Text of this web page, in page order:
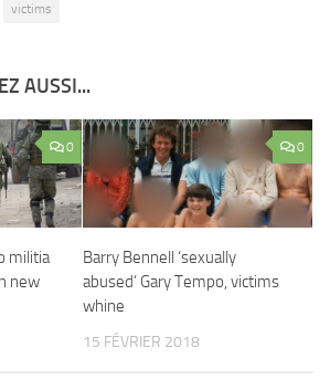
victims
AUSSI...
0
militia
new
0
Barry Bennell ‘sexually
abused’ Gary Tempo, victims
whine
15 FÉVRIER 2018